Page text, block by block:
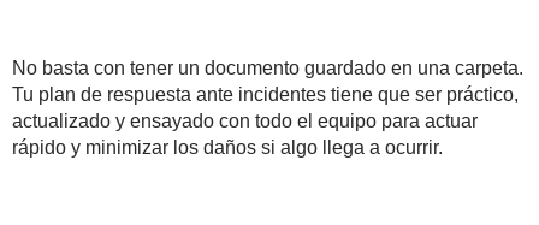
No basta con tener un documento guardado en una carpeta.
Tu plan de respuesta ante incidentes tiene que ser práctico,
actualizado y ensayado con todo el equipo para actuar
rápido y minimizar los daños si algo llega a ocurrir.